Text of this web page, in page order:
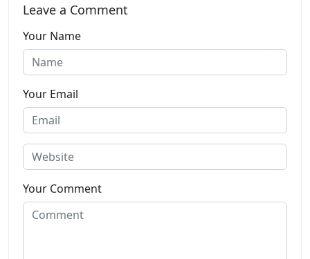
Leave a Comment
Your Name
Your Email
Your Comment